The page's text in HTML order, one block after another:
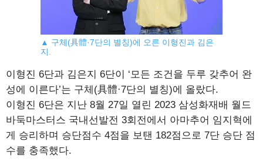
▲ 구체(具體·7단의 별칭)에 오른 이형진과 김은
지.
이형진 6단과 김은지 6단이 ‘모든 조건을 두루 갖추어 완
성에 이른다’는 구체(具體·7단의 별칭)에 올랐다.
이형진 6단은 지난 8월 27일 열린 2023 삼성화재배 월드
바둑마스터스 국내선발전 3회전에서 아마추어 임지혁에
게 승리하며 승단점수 4점을 보탠 182점으로 7단 승단 점
수를 충족했다.